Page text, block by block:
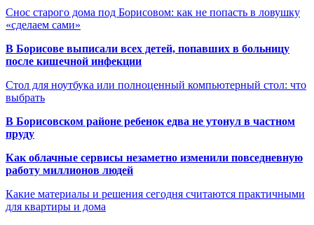
Снос старого дома под Борисовом: как не попасть в ловушку
«сделаем сами»
В Борисове выписали всех детей, попавших в больницу
после кишечной инфекции
Стол для ноутбука или полноценный компьютерный стол: что
выбрать
В Борисовском районе ребенок едва не утонул в частном
пруду
Как облачные сервисы незаметно изменили повседневную
работу миллионов людей
Какие материалы и решения сегодня считаются практичными
для квартиры и дома